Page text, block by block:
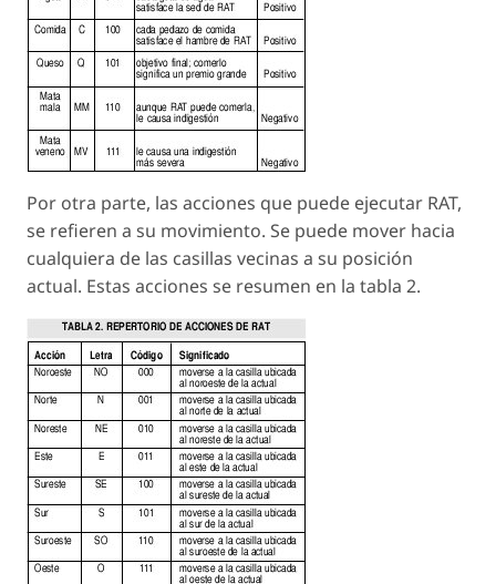
Por otra parte, las acciones que puede ejecutar RAT,
se refieren a su movimiento. Se puede mover hacia
cualquiera de las casillas vecinas a su posición
actual. Estas acciones se resumen en la tabla 2.